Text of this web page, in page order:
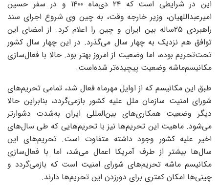
این در شرایطی است که ۲۴ دی‌‌‌‌‌ماه ۱۴۰۰ و در سفر حسین
امیرعبداللهیان، وزیر خارجه وقت‌، به چین وی شروع اجرای سند
راهبردی ۲۵ساله بین ایران و چین را اعلام کرد. از امضای این
توافق هم نزدیک به چهار سال ‌می‌‌‌‌‌گذرد. در این چهار سال‌ کشور
تحت‌تحریم بوده، اما وضعیت از امروز بهتر بود. حالا با فعال‌سازی
مکانیسم‌ماشه وضعیت پیچیده‌‌‌‌‌تر شده‌است.
طبق این مکانیسم که از اوایل مهرماه فعال شد، تمامی تحریم‌های
شورای امنیت سازمان ملل علیه کشور بازمی‌‌‌‌‌گردد، بنابراین حالا
دیگر وضعیت همکاری‌های بین‌المللی ایران به‌‌‌‌‌شدت دشوارتر
می‌شود. ماهیت این تحریم‌ها نیز با تحریم‌هایی که طی سال‌های
اخیر علیه کشور وجود داشته متفاوت است. تحریم‌های این
سال‌ها بیشتر از طرف آمریکا اعمال می‌شد، اما با فعال‌سازی
مکانیسم ماشه تحریم‌های شورای امنیت است که بازمی‌‌‌‌‌گردد و
چینی‌‌‌‌‌ها امکان کمتری برای دورزدن این تحریم‌ها دارند.